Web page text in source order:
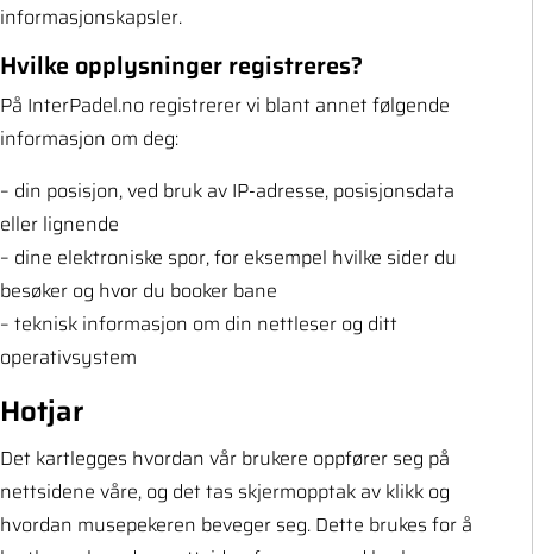
informasjonskapsler.
Hvilke opplysninger registreres?
På InterPadel.no registrerer vi blant annet følgende
informasjon om deg:
– din posisjon, ved bruk av IP-adresse, posisjonsdata
eller lignende
– dine elektroniske spor, for eksempel hvilke sider du
besøker og hvor du booker bane
– teknisk informasjon om din nettleser og ditt
operativsystem
Hotjar
Det kartlegges hvordan vår brukere oppfører seg på
nettsidene våre, og det tas skjermopptak av klikk og
hvordan musepekeren beveger seg. Dette brukes for å